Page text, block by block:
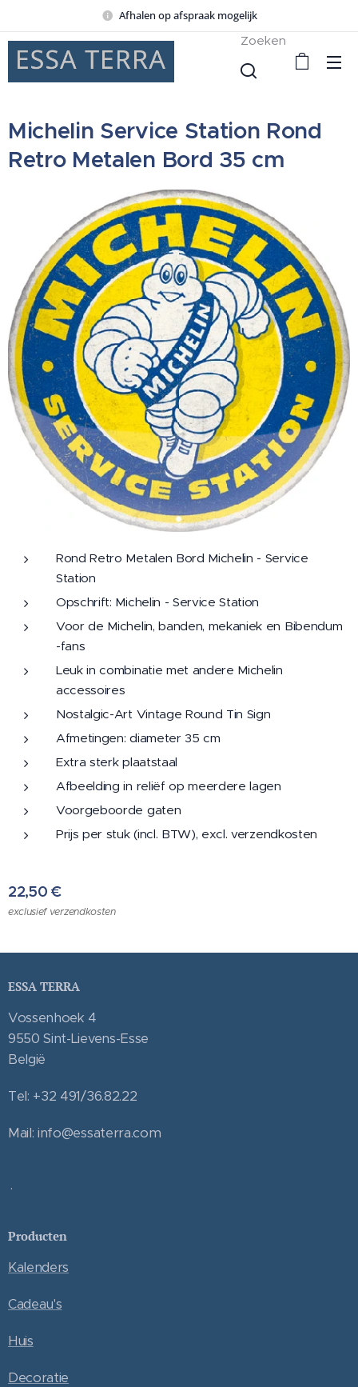
Afhalen op afspraak mogelijk
Zoeken
Michelin Service Station Rond
Retro Metalen Bord 35 cm
Rond Retro Metalen Bord Michelin - Service
Station
Opschrift: Michelin - Service Station
Voor de Michelin, banden, mekaniek en Bibendum
-fans
Leuk in combinatie met andere Michelin
accessoires
Nostalgic-Art Vintage Round Tin Sign
Afmetingen: diameter 35 cm
Extra sterk plaatstaal
Afbeelding in reliëf op meerdere lagen
Voorgeboorde gaten
Prijs per stuk (incl. BTW), excl. verzendkosten
22,50 €
exclusief verzendkosten
ESSA TERRA
Vossenhoek 4
9550 Sint-Lievens-Esse
België
Tel: +32 491/36.82.22
Mail: info@essaterra.com
.
Producten
Kalenders
Cadeau's
Huis
Decoratie